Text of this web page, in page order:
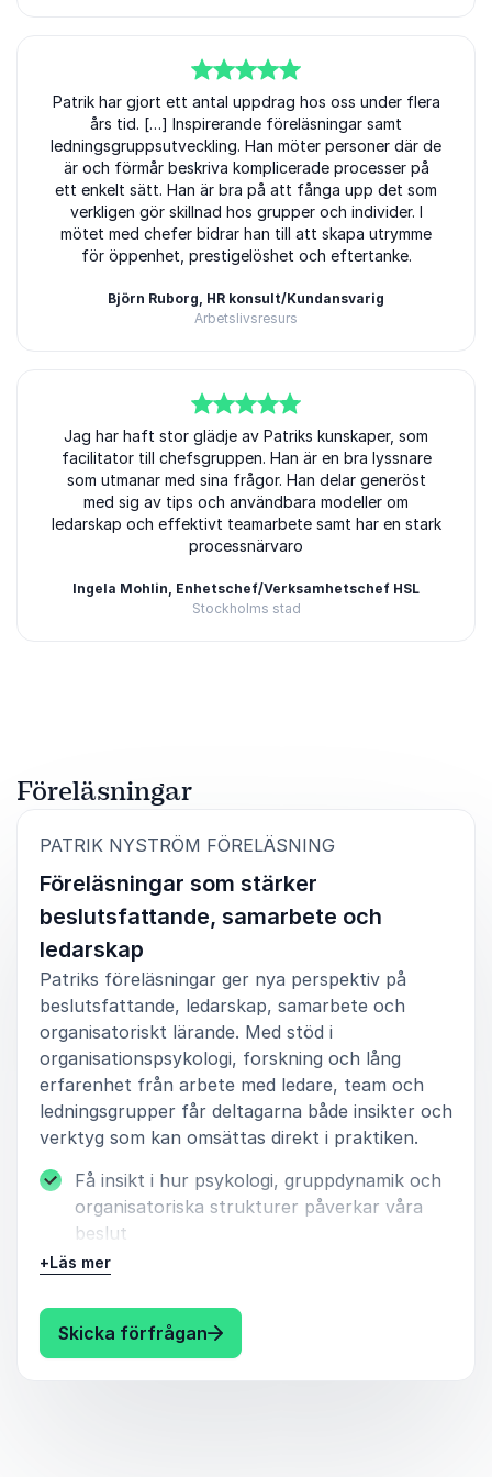
5av5
Patrik har gjort ett antal uppdrag hos oss under flera
års tid. […] Inspirerande föreläsningar samt
ledningsgruppsutveckling. Han möter personer där de
är och förmår beskriva komplicerade processer på
ett enkelt sätt. Han är bra på att fånga upp det som
verkligen gör skillnad hos grupper och individer. I
mötet med chefer bidrar han till att skapa utrymme
för öppenhet, prestigelöshet och eftertanke.
Björn Ruborg, HR konsult/Kundansvarig
Arbetslivsresurs
av 5
Jag har haft stor glädje av Patriks kunskaper, som
facilitator till chefsgruppen. Han är en bra lyssnare
som utmanar med sina frågor. Han delar generöst
med sig av tips och användbara modeller om
ledarskap och effektivt teamarbete samt har en stark
processnärvaro
Ingela Mohlin, Enhetschef/Verksamhetschef HSL
Stockholms stad
Föreläsningar
PATRIK NYSTRÖM FÖRELÄSNING
Föreläsningar som stärker
beslutsfattande, samarbete och
ledarskap
Patriks föreläsningar ger nya perspektiv på
beslutsfattande, ledarskap, samarbete och
organisatoriskt lärande. Med stöd i
organisationspsykologi, forskning och lång
erfarenhet från arbete med ledare, team och
ledningsgrupper får deltagarna både insikter och
verktyg som kan omsättas direkt i praktiken.
Få insikt i hur psykologi, gruppdynamik och
organisatoriska strukturer påverkar våra
beslut
Lär dig hur team och ledningsgrupper kan
beslutsprocesser
+Läs mer
Skicka förfrågan: Patrik Nyström Föreläsningar